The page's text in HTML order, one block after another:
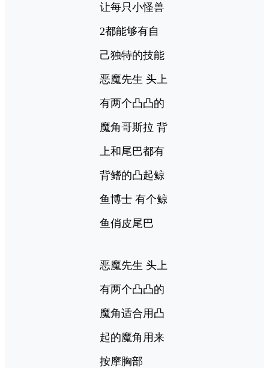
让每只小怪兽
2都能够有自
己独特的技能
恶魔先生 头上
有两个凸凸的
魔角哥斯拉 背
上和尾巴都有
背鳍的凸起鲸
鱼博士 有个鲸
鱼俏皮尾巴
恶魔先生 头上
有两个凸凸的
魔角适合用凸
起的魔角用来
按摩胸部